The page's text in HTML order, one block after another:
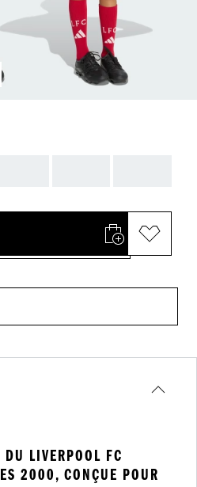
LIVERPOOL FC
2000, CONÇUE POUR